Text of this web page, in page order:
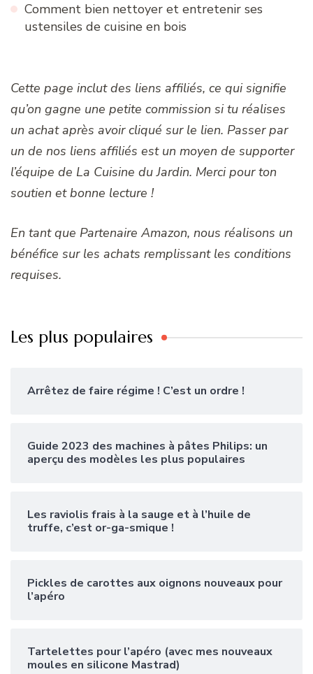
Comment bien nettoyer et entretenir ses
ustensiles de cuisine en bois
Cette page inclut des liens affiliés, ce qui signifie
qu’on gagne une petite commission si tu réalises
un achat après avoir cliqué sur le lien. Passer par
un de nos liens affiliés est un moyen de supporter
l’équipe de La Cuisine du Jardin. Merci pour ton
soutien et bonne lecture !
En tant que Partenaire Amazon, nous réalisons un
bénéfice sur les achats remplissant les conditions
requises.
Les plus populaires
Arrêtez de faire régime ! C’est un ordre !
Guide 2023 des machines à pâtes Philips: un
aperçu des modèles les plus populaires
Les raviolis frais à la sauge et à l’huile de
truffe, c’est or-ga-smique !
Pickles de carottes aux oignons nouveaux pour
l’apéro
Tartelettes pour l’apéro (avec mes nouveaux
moules en silicone Mastrad)